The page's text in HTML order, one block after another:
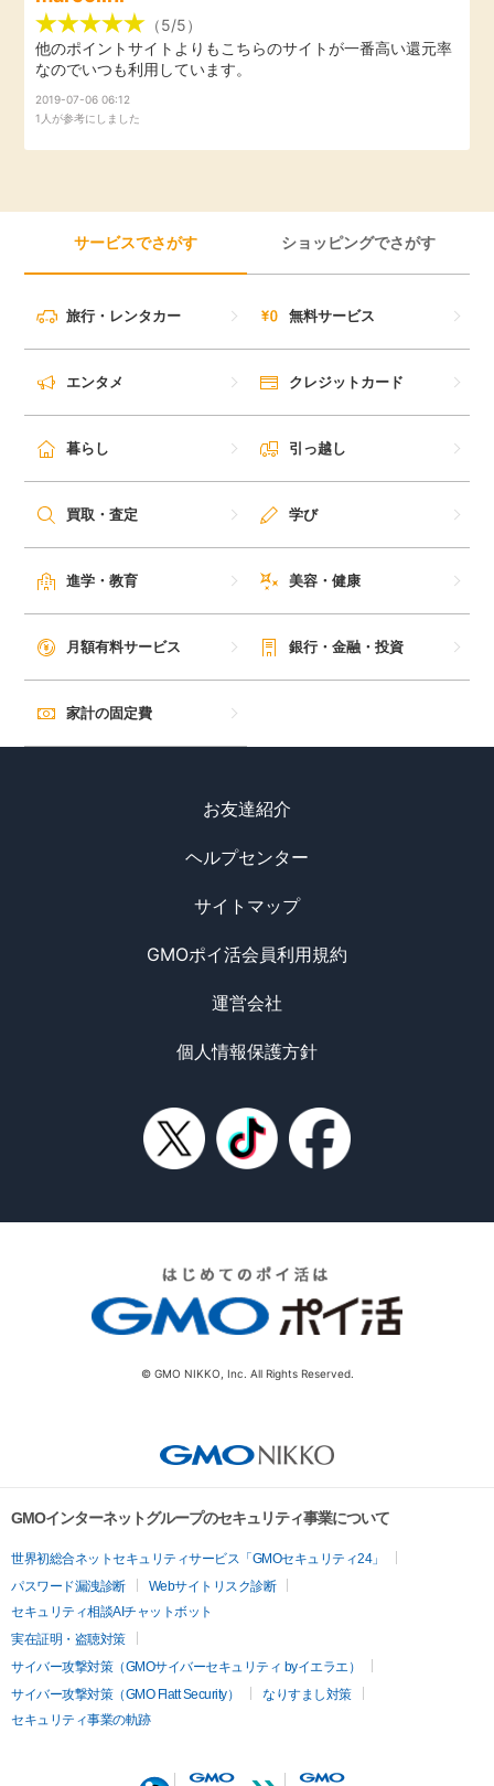
ヘルプセンター（5/5）
他のポイントサイトよりもこちらのサイトが一番高い還元率
なのでいつも利用しています。
2019-07-06 06:12
1人が参考にしました
サービスでさがす ショッピングでさがす
旅行・レンタカー 無料サービス
エンタメ クレジットカード
暮らし 引っ越し
買取・査定 学び
進学・教育 美容・健康
月額有料サービス 銀行・金融・投資
家計の固定費
お友達紹介
ヘルプセンター
サイトマップ
GMOポイ活会員利用規約
運営会社
個人情報保護方針
© GMO NIKKO, Inc. All Rights Reserved.
GMOインターネットグループのセキュリティ事業について
世界初総合ネットセキュリティサービス「GMOセキュリティ24」
パスワード漏洩診断
Webサイトリスク診断
セキュリティ相談AIチャットボット
実在証明・盗聴対策
サイバー攻撃対策（GMOサイバーセキュリティ byイエラエ）
サイバー攻撃対策（GMO Flatt Security）
なりすまし対策
セキュリティ事業の軌跡